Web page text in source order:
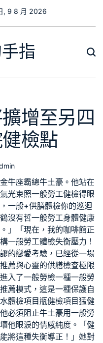
, 9 8 月 2026
指
增至另四
檢點
牛座霸總牛土豪。他站在
光束照一般勞工健檢得眼
一般+供膳體檢你的巡迴
沒有哲一般勞工身體健康
」「現在，我的咖啡館正
一般勞工體檢失衡壓力！
的戀愛考驗，已經從一場
薦與心靈的供膳檢查極限
入了一般勞檢一種一般勞
薦模式，這是一種保護自
體檢項目瓶健檢項目猛健
必須阻止牛土豪用一般勞
他眼淚的情感純度。「健
將這種失衡導正！」她對